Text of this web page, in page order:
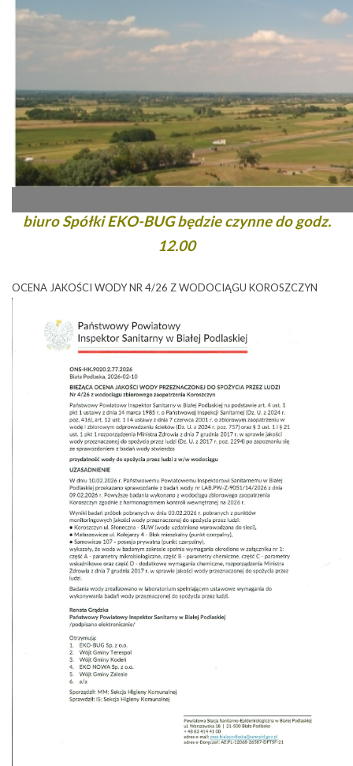
INFORMACJA
W dniu 3 kwietnia 2026 r. (piątek)
biuro Spółki EKO-BUG będzie czynne do godz.
12.00
OCENA JAKOŚCI WODY NR 4/26 Z WODOCIĄGU KOROSZCZYN